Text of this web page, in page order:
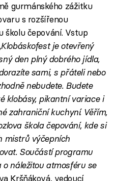
gurmánského zážitku
s rozšířenou
školu čepování. Vstup
je otevřený
den plný dobrého jídla,
sami, s přáteli nebo
nebudete. Budete
klobásy, pikantní variace i
zahraniční kuchyní. Věřím,
škola čepování, kde si
mistrů výčepních
Součástí programu
náležitou atmosféru se
Kršňáková, vedoucí